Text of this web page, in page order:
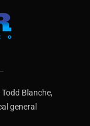
Blanche,
general